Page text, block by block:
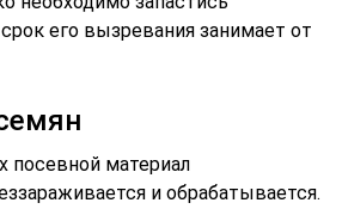
его вызревания занимает от
посевной материал
и обрабатывается.